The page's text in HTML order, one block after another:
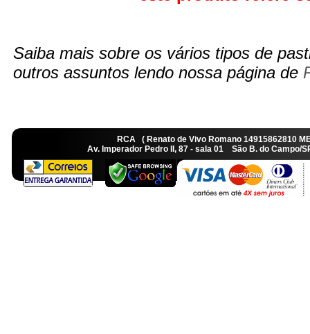
Saiba mais sobre os vários tipos de
outros assuntos lendo nossa página de
RCA ( Renato de Vivo Romano
Av. Imperador Pedro II, 87 - sala 01 São B. do